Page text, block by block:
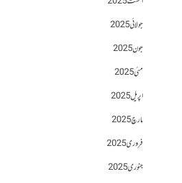
جولائی 2025
جون 2025
مئی 2025
اپریل 2025
مارچ 2025
فروری 2025
جنوری 2025